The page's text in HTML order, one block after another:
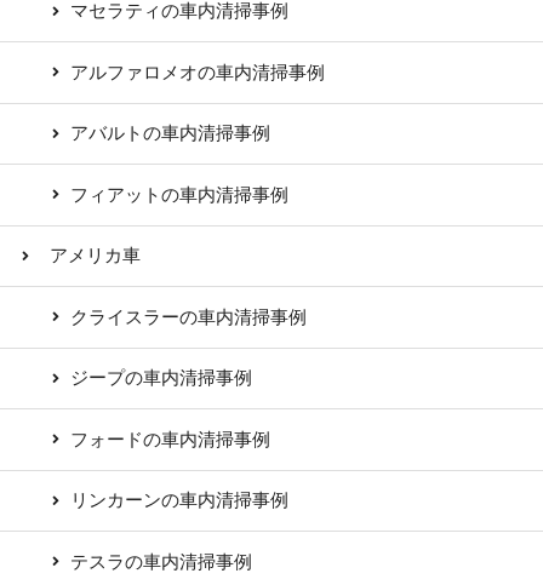
マセラティの車内清掃事例
アルファロメオの車内清掃事例
アバルトの車内清掃事例
フィアットの車内清掃事例
アメリカ車
クライスラーの車内清掃事例
ジープの車内清掃事例
フォードの車内清掃事例
リンカーンの車内清掃事例
テスラの車内清掃事例